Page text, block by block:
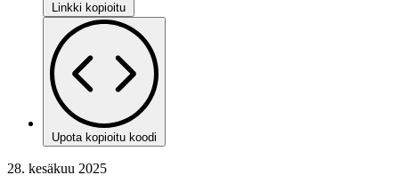
Linkki kopioitu
Upota kopioitu koodi
28. kesäkuu 2025